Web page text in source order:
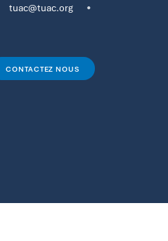
tuac@tuac.org
•
CONTACTEZ NOUS